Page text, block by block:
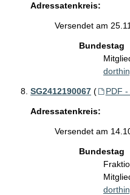
Adressatenkreis:
Versendet am
Bundestag
SG2412190067 ( PDF
Adressatenkreis:
Versendet am
Bundestag